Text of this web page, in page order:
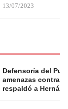
13/07/2023
Defensoría del
amenazas contra
respaldó a Hernán